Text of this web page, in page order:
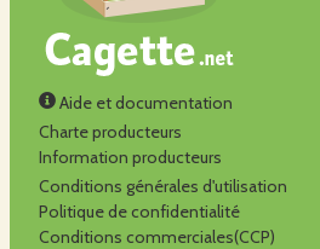
Aide et documentation
Charte producteurs
Information producteurs
Conditions générales d'utilisation
Politique de confidentialité
Conditions commerciales(CCP)